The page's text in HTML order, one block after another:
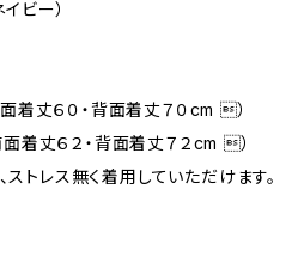
ビー）
着丈６０・背面着丈７０cm ）
着丈６２・背面着丈７２cm ）
トレス無く着用していただけます。